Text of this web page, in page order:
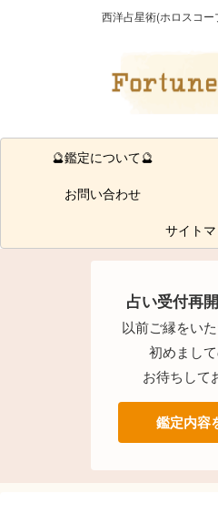
西洋占星術(ホロスコ
🔮鑑定について🔮
お問い合わせ
サイト
占い受付再
以前ご縁をい
初めまし
お待ちして
鑑定内容